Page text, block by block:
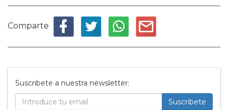
Comparte
Suscribete a nuestra newsletter:
Suscribete